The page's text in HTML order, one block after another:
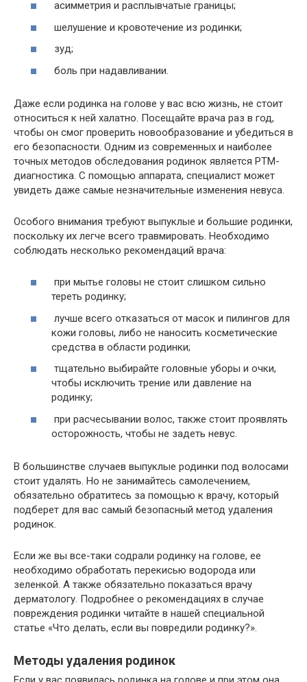
асимметрия и расплывчатые границы;
шелушение и кровотечение из родинки;
зуд;
боль при надавливании.
Даже если родинка на голове у вас всю жизнь, не стоит
относиться к ней халатно. Посещайте врача раз в год,
чтобы он смог проверить новообразование и убедиться в
его безопасности. Одним из современных и наиболее
точных методов обследования родинок является РТМ-
диагностика. С помощью аппарата, специалист может
увидеть даже самые незначительные изменения невуса.
Особого внимания требуют выпуклые и большие родинки,
поскольку их легче всего травмировать. Необходимо
соблюдать несколько рекомендаций врача:
при мытье головы не стоит слишком сильно
тереть родинку;
лучше всего отказаться от масок и пилингов для
кожи головы, либо не наносить косметические
средства в области родинки;
тщательно выбирайте головные уборы и очки,
чтобы исключить трение или давление на
родинку;
при расчесывании волос, также стоит проявлять
осторожность, чтобы не задеть невус.
В большинстве случаев выпуклые родинки под волосами
стоит удалять. Но не занимайтесь самолечением,
обязательно обратитесь за помощью к врачу, который
подберет для вас самый безопасный метод удаления
родинок.
Если же вы все-таки содрали родинку на голове, ее
необходимо обработать перекисью водорода или
зеленкой. А также обязательно показаться врачу
дерматологу. Подробнее о рекомендациях в случае
повреждения родинки читайте в нашей специальной
статье «Что делать, если вы повредили родинку?».
Методы удаления родинок